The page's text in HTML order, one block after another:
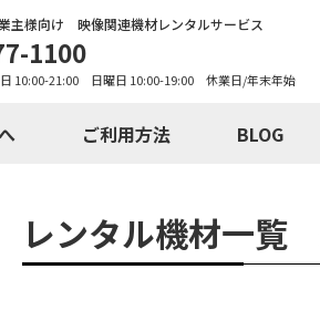
主様向け 映像関連機材レンタルサービス
1100
10:00-21:00 日曜日 10:00-19:00 休業日/年末年始
ご利用方法 BLOG
レンタル機材一覧